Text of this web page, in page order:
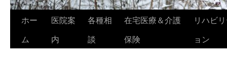
ホー
ム
医院案
内
各種相
談
在宅医療＆介護
保険
リハビ
ョン